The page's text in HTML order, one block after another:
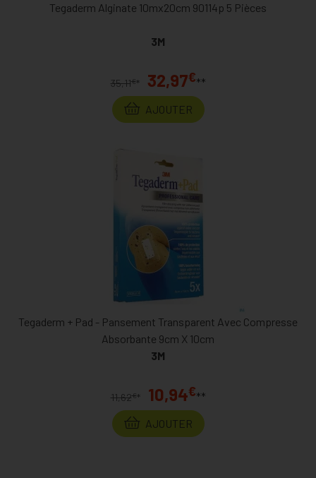
Tegaderm Alginate 10mx20cm 90114p 5 Pièces
3M
35,11€ * 32,97€**
AJOUTER
Tegaderm + Pad - Pansement Transparent Avec Compresse
Absorbante 9cm X 10cm
3M
11,62€ * 10,94€**
AJOUTER